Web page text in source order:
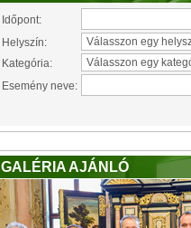
Időpont:
Helyszín:
Kategória:
Esemény neve:
GALÉRIA AJÁNLÓ